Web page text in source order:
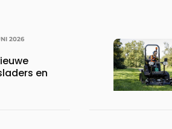
2026
en